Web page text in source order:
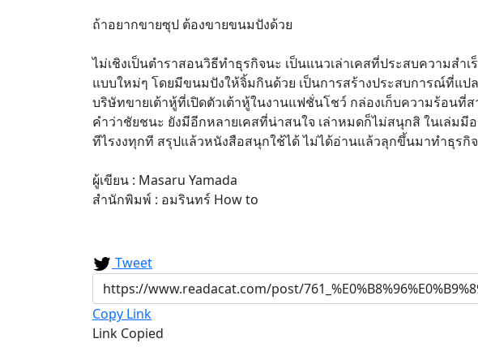
ถ้าอยากขายซุป ต้องขายขนมปังด้วย
ไม่เชิงเป็นตำราสอนวิธีทำธุรกิจนะ เป็นแนวเล่าเคสที่ประสบความส
แบบใหม่ๆ โดยมีขนมปังให้จิ้มกินด้วย เป็นการสร้างประสบการณ์ที่แ
บริษัทขายเต้าหู้ที่เปิดตัวเต้าหู้ในงานแฟชั่นโชว์ กล่องเก็บความร้อน
คำว่าชัยชนะ ยังมีอีกหลายเคสที่น่าสนใจ เล่าหมดก็ไม่สนุกสิ ในเล่มมี
ทีไรงงทุกที สรุปแล้วหนังสือสนุกใช้ได้ ไม่ได้อ่านแล้วลุกขึ้นมาทำธุรกิ
ผู้เขียน : Masaru Yamada
สำนักพิมพ์ : อมรินทร์ How to
Tweet
Copy Link
Link Copied